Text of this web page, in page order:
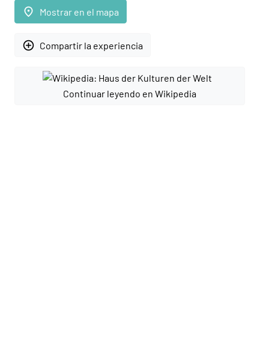
place Mostrar en el mapa
add_circle_outline Compartir la experiencia
Continuar leyendo en Wikipedia